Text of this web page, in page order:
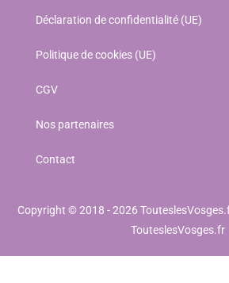
Déclaration de confidentialité (UE)
Politique de cookies (UE)
CGV
Nos partenaires
Contact
Copyright © 2018 - 2026
TouteslesVosges.fr